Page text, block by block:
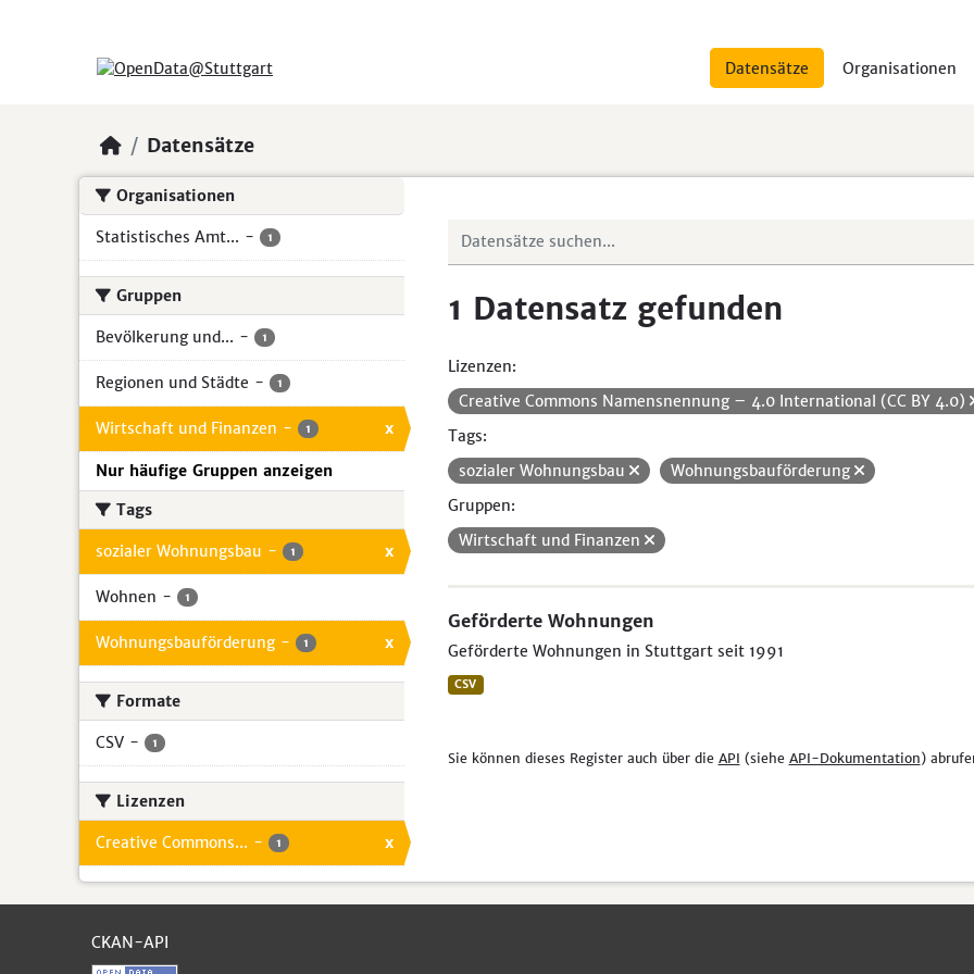
Datensätze Organisationen
Datensätze
Organisationen
Statistisches Amt... - 1
Gruppen
Bevölkerung und... - 1
Regionen und Städte - 1
Wirtschaft und Finanzen - 1 x
Nur häufige Gruppen anzeigen
Tags
sozialer Wohnungsbau - 1 x
Wohnen - 1
Wohnungsbauförderung - 1 x
Formate
CSV - 1
Lizenzen
Creative Commons... - 1 x
1 Datensatz gefunden
Lizenzen:
Creative Commons Namensnennung – 4.0 International (CC BY 4.0)
Tags:
sozialer Wohnungsbau
Wohnungsbauförderung
Gruppen:
Wirtschaft und Finanzen
Geförderte Wohnungen
Geförderte Wohnungen in Stuttgart seit 1991
CSV
Sie können dieses Register auch über die API (siehe API-Dokumentation)
CKAN-API